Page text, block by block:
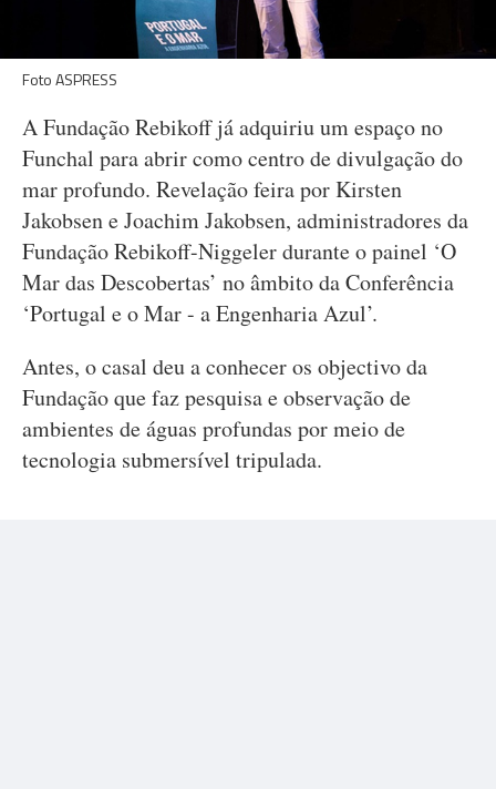
Foto ASPRESS
A Fundação Rebikoff já adquiriu um espaço no
Funchal para abrir como centro de divulgação do
mar profundo. Revelação feira por Kirsten
Jakobsen e Joachim Jakobsen, administradores da
Fundação Rebikoff-Niggeler durante o painel ‘O
Mar das Descobertas’ no âmbito da Conferência
‘Portugal e o Mar - a Engenharia Azul’.
Antes, o casal deu a conhecer os objectivo da
Fundação que faz pesquisa e observação de
ambientes de águas profundas por meio de
tecnologia submersível tripulada.